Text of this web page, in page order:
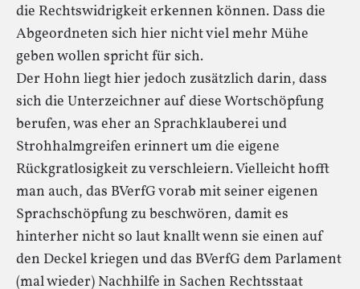
die Rechtswidrigkeit erkennen können. Dass die
Abgeordneten sich hier nicht viel mehr Mühe
geben wollen spricht für sich.
Der Hohn liegt hier jedoch zusätzlich darin, dass
sich die Unterzeichner auf diese Wortschöpfung
berufen, was eher an Sprachklauberei und
Strohhalmgreifen erinnert um die eigene
Rückgratlosigkeit zu verschleiern. Vielleicht hofft
man auch, das BVerfG vorab mit seiner eigenen
Sprachschöpfung zu beschwören, damit es
hinterher nicht so laut knallt wenn sie einen auf
den Deckel kriegen und das BVerfG dem Parlament
(mal wieder) Nachhilfe in Sachen Rechtsstaat